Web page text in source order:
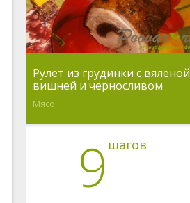
Рулет из грудинки с вяленой
вишней и черносливом
Мясо
9 шагов